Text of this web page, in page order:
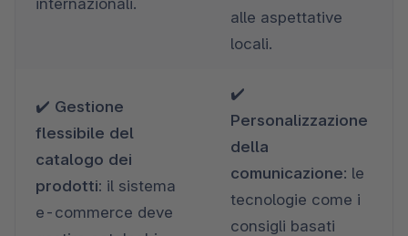
alle aspettative
locali.
✔️ Gestione
flessibile del
catalogo dei
prodotti: il sistema
e-commerce deve
Personalizzazione
della
comunicazione: le
tecnologie come i
consigli basati